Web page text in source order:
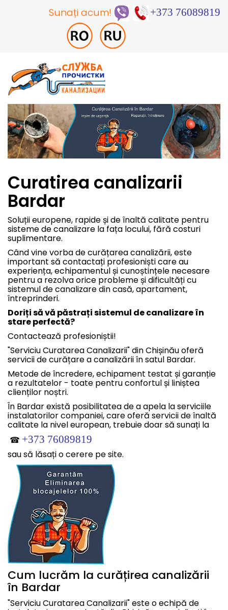
Sunați acum! +373 76089819
Curatirea canalizarii
Bardar
Soluții europene, rapide și de înaltă calitate pentru
sisteme de canalizare la fața locului, fără costuri
suplimentare.
Când vine vorba de curățarea canalizării, este
important să contactați profesioniști care au
experiența, echipamentul și cunoștințele necesare
pentru a rezolva orice probleme și dificultăți cu
sistemul de canalizare din casă, apartament,
întreprinderi.
Doriți să vă păstrați sistemul de canalizare în
stare perfectă?
Contactează profesioniștii!
"Serviciu Curatarea Canalizarii" din Chișinău oferă
servicii de curățare a canalizării în satul Bardar.
Metode de încredere, echipament testat și garanție
a rezultatelor - toate pentru confortul și liniștea
clienților noștri.
În Bardar există posibilitatea de a apela la serviciile
instalatorilor companiei, care oferă servicii de înaltă
calitate la nivel european, trebuie doar să sunați la
☎ +373 76089819
sau să lăsați o cerere pe site.
Cum lucrăm la curățirea canalizării
în Bardar
"Serviciu Curatarea Canalizarii" este o echipă de